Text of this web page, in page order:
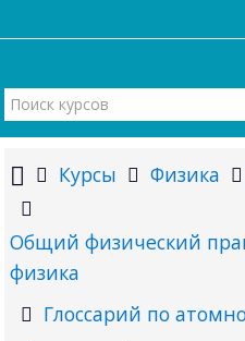
Курсы Физика
Общий физический
физика
Глоссарий по